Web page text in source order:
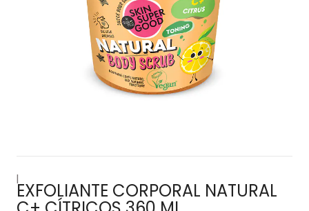
|
EXFOLIANTE CORPORAL NATURAL